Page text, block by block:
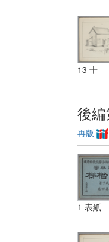
13 十
後
再版
1 表紙